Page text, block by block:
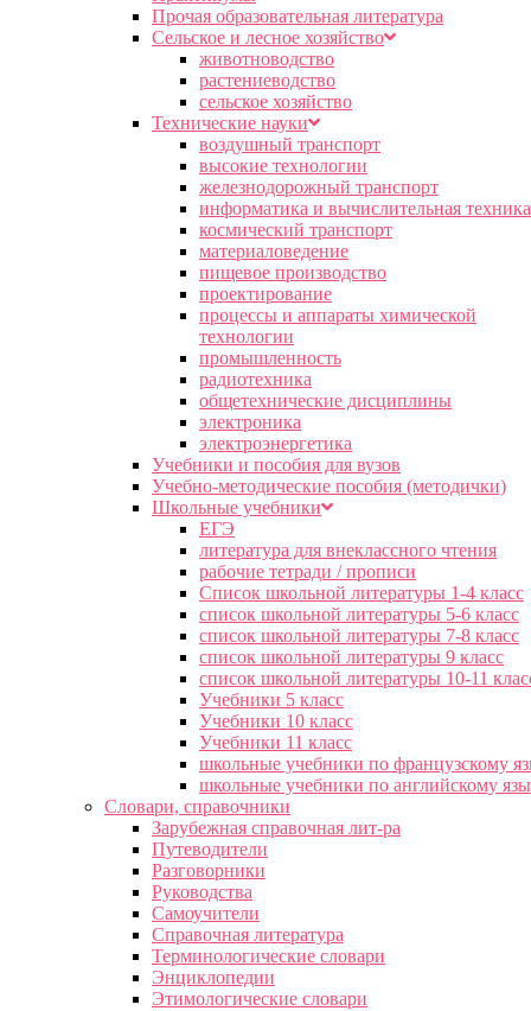
Прочая образовательная литература
Сельское и лесное хозяйство
животноводство
растениеводство
сельское хозяйство
Технические науки
воздушный транспорт
высокие технологии
железнодорожный транспорт
информатика и вычислительная техника
космический транспорт
материаловедение
пищевое производство
проектирование
процессы и аппараты химической
технологии
промышленность
радиотехника
общетехнические дисциплины
электроника
электроэнергетика
Учебники и пособия для вузов
Учебно-методические пособия (методички)
Школьные учебники
ЕГЭ
литература для внеклассного чтения
рабочие тетради / прописи
Список школьной литературы 1-4 класс
список школьной литературы 5-6 класс
список школьной литературы 7-8 класс
список школьной литературы 9 класс
список школьной литературы 10-11
Учебники 5 класс
Учебники 10 класс
Учебники 11 класс
школьные учебники по французскому
школьные учебники по английскому
Словари, справочники
Зарубежная справочная лит-ра
Путеводители
Разговорники
Руководства
Самоучители
Справочная литература
Терминологические словари
Энциклопедии
Этимологические словари